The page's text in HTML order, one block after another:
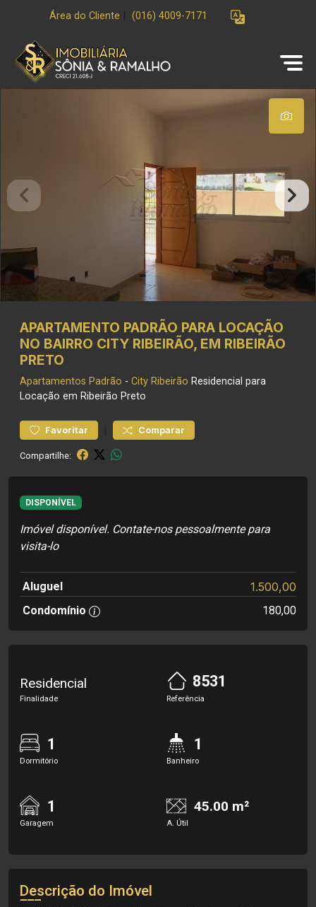
Área do Cliente (016) 4009-7171
APARTAMENTO PADRÃO PARA LOCAÇÃO
NO BAIRRO CITY RIBEIRÃO, EM RIBEIRÃO
PRETO
Apartamentos Padrão - City Ribeirão Residencial para
Locação em Ribeirão Preto
Favoritar Comparar
Compartilhe:
DISPONÍVEL
Imóvel disponível. Contate-nos pessoalmente para
visita-lo
Aluguel 1.500,00
Condomínio 180,00
Residencial
Finalidade
8531
Referência
1
Dormitório
1
Banheiro
1
Garagem
45.00 m²
A. Útil
Descrição do Imóvel